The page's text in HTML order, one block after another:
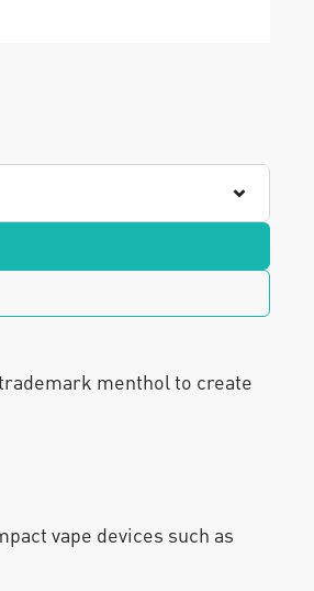
menthol to create
vape devices such as